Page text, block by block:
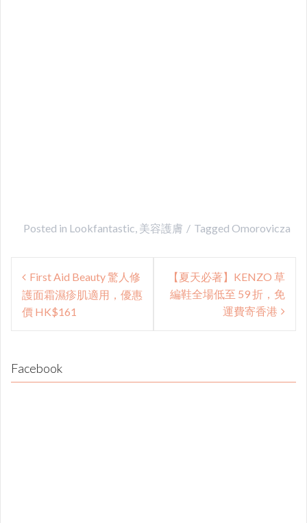
Posted in Lookfantastic, 美容護膚 Tagged Omorovicza
Post
navigation
First Aid Beauty 驚人修
護面霜濕疹肌適用，優惠
價 HK$161
【夏天必著】KENZO 草
編鞋全場低至 59 折，免
運費寄香港
Facebook